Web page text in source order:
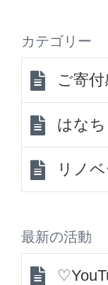
カテゴリー
ご寄
はな
リノ
最新の活動